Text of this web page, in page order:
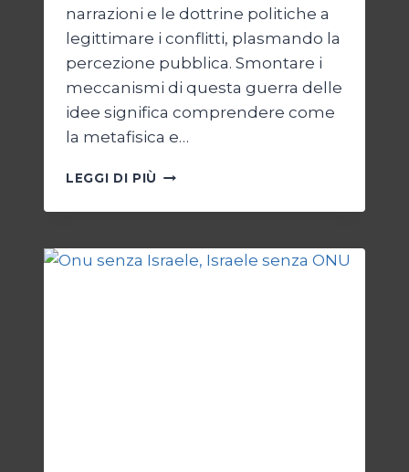
narrazioni e le dottrine politiche a
legittimare i conflitti, plasmando la
percezione pubblica. Smontare i
meccanismi di questa guerra delle
idee significa comprendere come
la metafisica e…
LEGGI DI PIÙ AUTOPSIA
UN
“KATECHON”
COME